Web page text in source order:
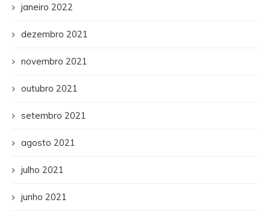
janeiro 2022
dezembro 2021
novembro 2021
outubro 2021
setembro 2021
agosto 2021
julho 2021
junho 2021